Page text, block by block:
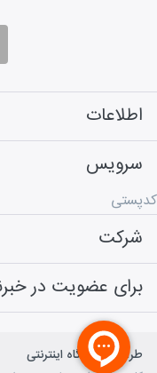
اطلاعات
سرویس
کدپستی
شرکت
برای عضویت در
طراحی فروشگاه اینترنتی